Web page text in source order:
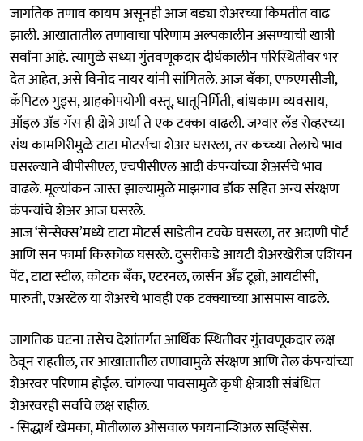
जागतिक तणाव कायम असूनही आज बड्या शेअरच्या किमतीत वाढ
झाली. आखातातील तणावाचा परिणाम अल्पकालीन असण्याची खात्री
सर्वांना आहे. त्यामुळे सध्या गुंतवणूकदार दीर्घकालीन परिस्थितीवर भर
देत आहेत, असे विनोद नायर यांनी सांगितले. आज बँका, एफएमसीजी,
कॅपिटल गुड्स, ग्राहकोपयोगी वस्तू, धातूनिर्मिती, बांधकाम व्यवसाय,
ऑइल अँड गॅस ही क्षेत्रे अर्धा ते एक टक्का वाढली. जग्वार लँड रोव्हरच्या
संथ कामगिरीमुळे टाटा मोटर्सचा शेअर घसरला, तर कच्च्या तेलाचे भाव
घसरल्याने बीपीसीएल, एचपीसीएल आदी कंपन्यांच्या शेअर्सचे भाव
वाढले. मूल्यांकन जास्त झाल्यामुळे माझगाव डॉक सहित अन्य संरक्षण
कंपन्यांचे शेअर आज घसरले.
आज ‘सेन्सेक्स’मध्ये टाटा मोटर्स साडेतीन टक्के घसरला, तर अदाणी पोर्ट
आणि सन फार्मा किरकोळ घसरले. दुसरीकडे आयटी शेअरखेरीज एशियन
पेंट, टाटा स्टील, कोटक बँक, एटरनल, लार्सन अँड टूब्रो, आयटीसी,
मारुती, एअरटेल या शेअरचे भावही एक टक्क्याच्या आसपास वाढले.
जागतिक घटना तसेच देशांतर्गत आर्थिक स्थितीवर गुंतवणूकदार लक्ष
ठेवून राहतील, तर आखातातील तणावामुळे संरक्षण आणि तेल कंपन्यांच्या
शेअरवर परिणाम होईल. चांगल्या पावसामुळे कृषी क्षेत्राशी संबंधित
शेअरवरही सर्वांचे लक्ष राहील.
- सिद्धार्थ खेमका, मोतीलाल ओसवाल फायनान्शिअल सर्व्हिसेस.